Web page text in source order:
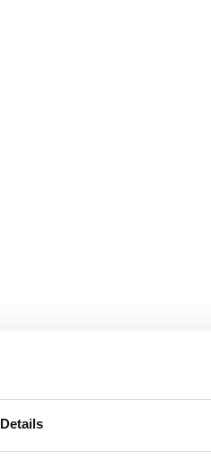
Details
Cursus Ondernemen in de